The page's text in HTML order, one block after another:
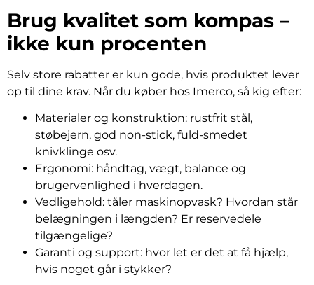
Brug kvalitet som kompas –
ikke kun procenten
Selv store rabatter er kun gode, hvis produktet lever
op til dine krav. Når du køber hos Imerco, så kig efter:
Materialer og konstruktion: rustfrit stål,
støbejern, god non-stick, fuld-smedet
knivklinge osv.
Ergonomi: håndtag, vægt, balance og
brugervenlighed i hverdagen.
Vedligehold: tåler maskinopvask? Hvordan står
belægningen i længden? Er reservedele
tilgængelige?
Garanti og support: hvor let er det at få hjælp,
hvis noget går i stykker?